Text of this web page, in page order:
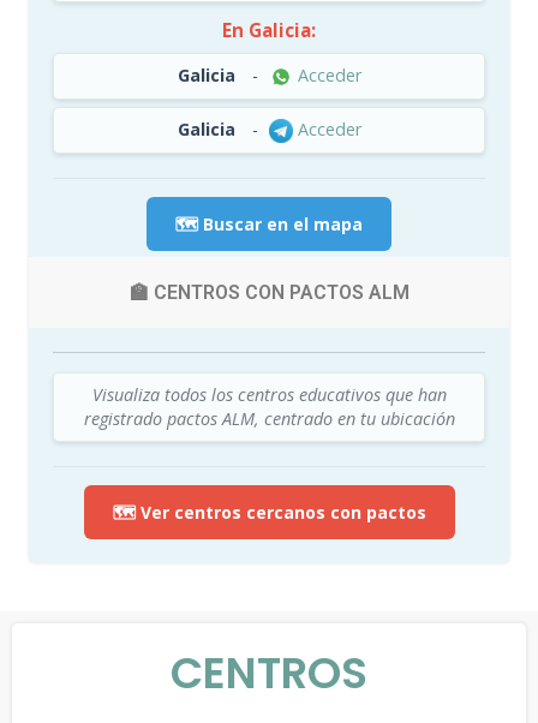
En Galicia:
Galicia - Acceder
Galicia - Acceder
🗺️ Buscar en el mapa
🏫 CENTROS CON PACTOS ALM
Visualiza todos los centros educativos que han
registrado pactos ALM, centrado en tu ubicación
🗺️ Ver centros cercanos con pactos
CENTROS